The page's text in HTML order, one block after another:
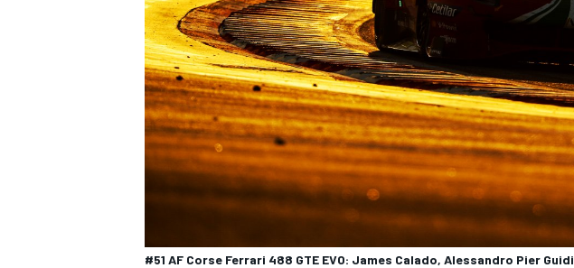
ENDURANCE/GT
#51 AF Corse Ferrari 488 GTE EVO: James Calado, Alessandro Pier Guidi